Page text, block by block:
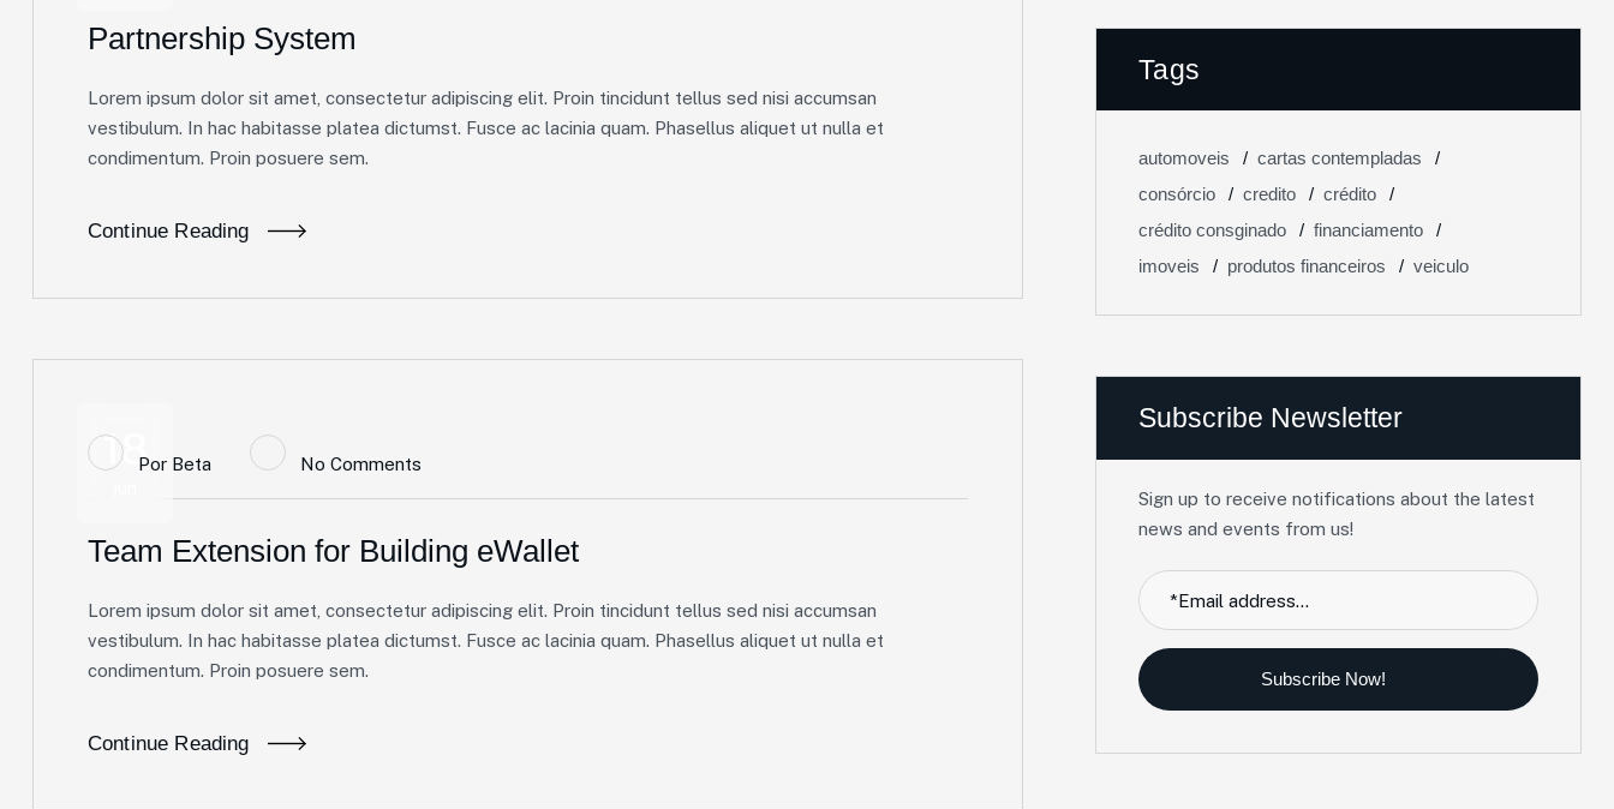
Partnership System
Lorem ipsum dolor sit amet, consectetur adipiscing elit. Proin tincidunt tellus sed nisi accumsan
vestibulum. In hac habitasse platea dictumst. Fusce ac lacinia quam. Phasellus aliquet ut nulla et
condimentum. Proin posuere sem.
Continue Reading
18Por Beta No Comments
Team Extension for Building eWallet
Lorem ipsum dolor sit amet, consectetur adipiscing elit. Proin tincidunt tellus sed nisi accumsan
vestibulum. In hac habitasse platea dictumst. Fusce ac lacinia quam. Phasellus aliquet ut nulla et
condimentum. Proin posuere sem.
Continue Reading
Tags
automoveis
cartas contempladas
consórcio
credito
crédito
crédito consginado
financiamento
imoveis
produtos financeiros veiculo
Subscribe Newsletter
Sign up to receive notifications about the latest
news and events from us!
Subscribe Now!